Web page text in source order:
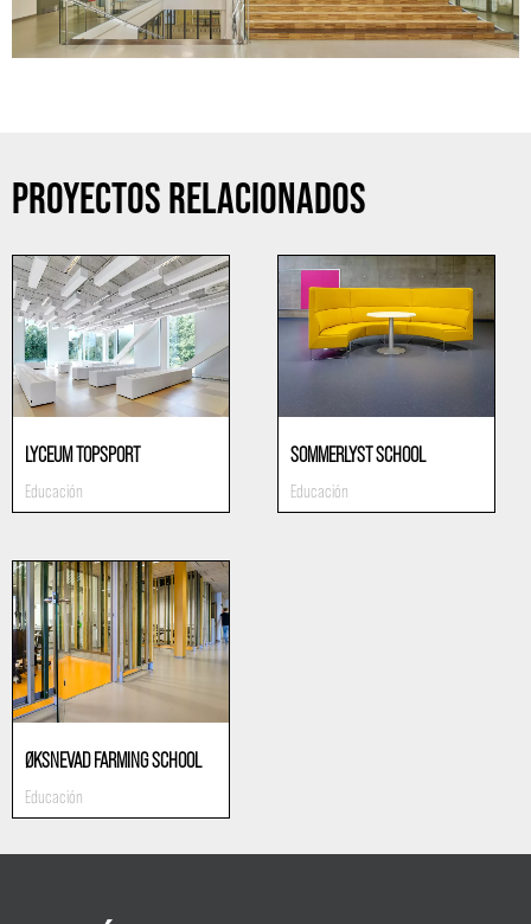
PROYECTOS RELACIONADOS
LYCEUM TOPSPORT
Educación
SOMMERLYST SCHOOL
Educación
ØKSNEVAD FARMING SCHOOL
Educación